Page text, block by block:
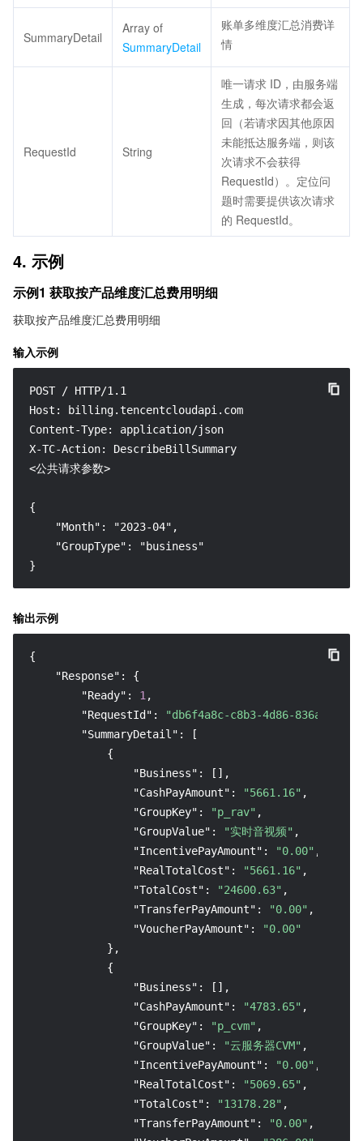
SummaryDetail
Array of
SummaryDetail
账单多维度汇总消费详
情
RequestId String
唯一请求 ID，由服务端
生成，每次请求都会返
回（若请求因其他原因
未能抵达服务端，则该
次请求不会获得
RequestId）。定位问
题时需要提供该次请求
的 RequestId。
4. 示例
示例1 获取按产品维度汇总费用明细
获取按产品维度汇总费用明细
输入示例
POST / HTTP/1.1
Host: billing.tencentcloudapi.com
Content-Type: application/json
X-TC-Action: DescribeBillSummary
<公共请求参数>
{
    "Month": "2023-04",
    "GroupType": "business"
}
输出示例
{
"Response" :
{
"Ready" : 1 ,
"RequestId" :
"db6f4a8c-c8b3-4d86-836a-
"SummaryDetail" :
[
{
"Business" : [ ] ,
"CashPayAmount" : "5661.16" ,
"GroupKey" : "p_rav" ,
"GroupValue" : "实时音视频" ,
"IncentivePayAmount" : "0.00" ,
"RealTotalCost" : "5661.16" ,
"TotalCost" : "24600.63" ,
"TransferPayAmount" : "0.00" ,
"VoucherPayAmount" :
"0.00"
} ,
{
"Business" : [ ] ,
"CashPayAmount" : "4783.65" ,
"GroupKey" : "p_cvm" ,
"GroupValue" : "云服务器CVM" ,
"IncentivePayAmount" : "0.00" ,
"RealTotalCost" : "5069.65" ,
"TotalCost" : "13178.28" ,
"TransferPayAmount" : "0.00" ,